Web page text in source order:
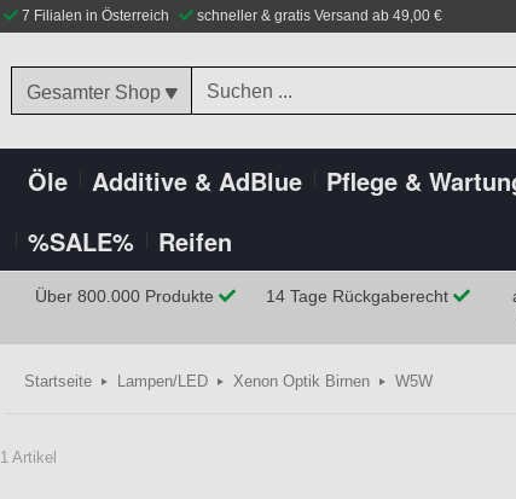
7 Filialen in Österreich schneller & gratis Versand ab 49,00 €
Gesamter Shop
Öle Additive & AdBlue Pflege &
%SALE%
Reifen
Über 800.000 Produkte 14 Tage Rückgaberecht
Startseite Lampen/LED Xenon Optik Birnen W5W
1 Artikel